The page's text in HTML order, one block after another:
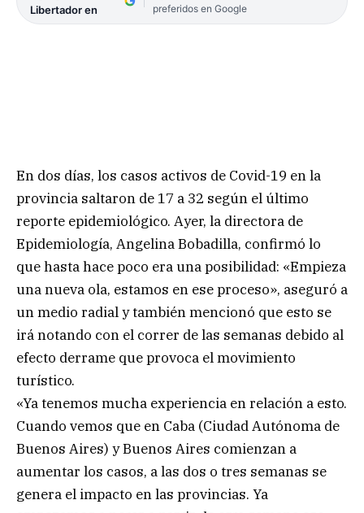
Libertador en
preferidos en Google
En dos días, los casos activos de Covid-19 en la
provincia saltaron de 17 a 32 según el último
reporte epidemiológico. Ayer, la directora de
Epidemiología, Angelina Bobadilla, confirmó lo
que hasta hace poco era una posibilidad: «Empieza
una nueva ola, estamos en ese proceso», aseguró a
un medio radial y también mencionó que esto se
irá notando con el correr de las semanas debido al
efecto derrame que provoca el movimiento
turístico.
«Ya tenemos mucha experiencia en relación a esto.
Cuando vemos que en Caba (Ciudad Autónoma de
Buenos Aires) y Buenos Aires comienzan a
aumentar los casos, a las dos o tres semanas se
genera el impacto en las provincias. Ya